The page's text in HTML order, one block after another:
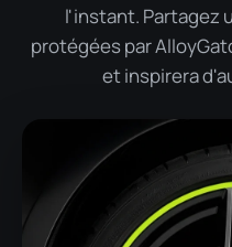
l'instant. Partagez
protégées par
et inspirera